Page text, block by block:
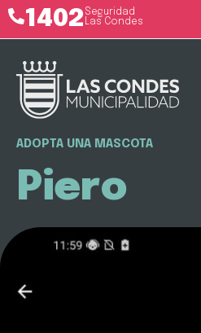
1402 Seguridad
Las Condes
ADOPTA UNA MASCOTA
Piero